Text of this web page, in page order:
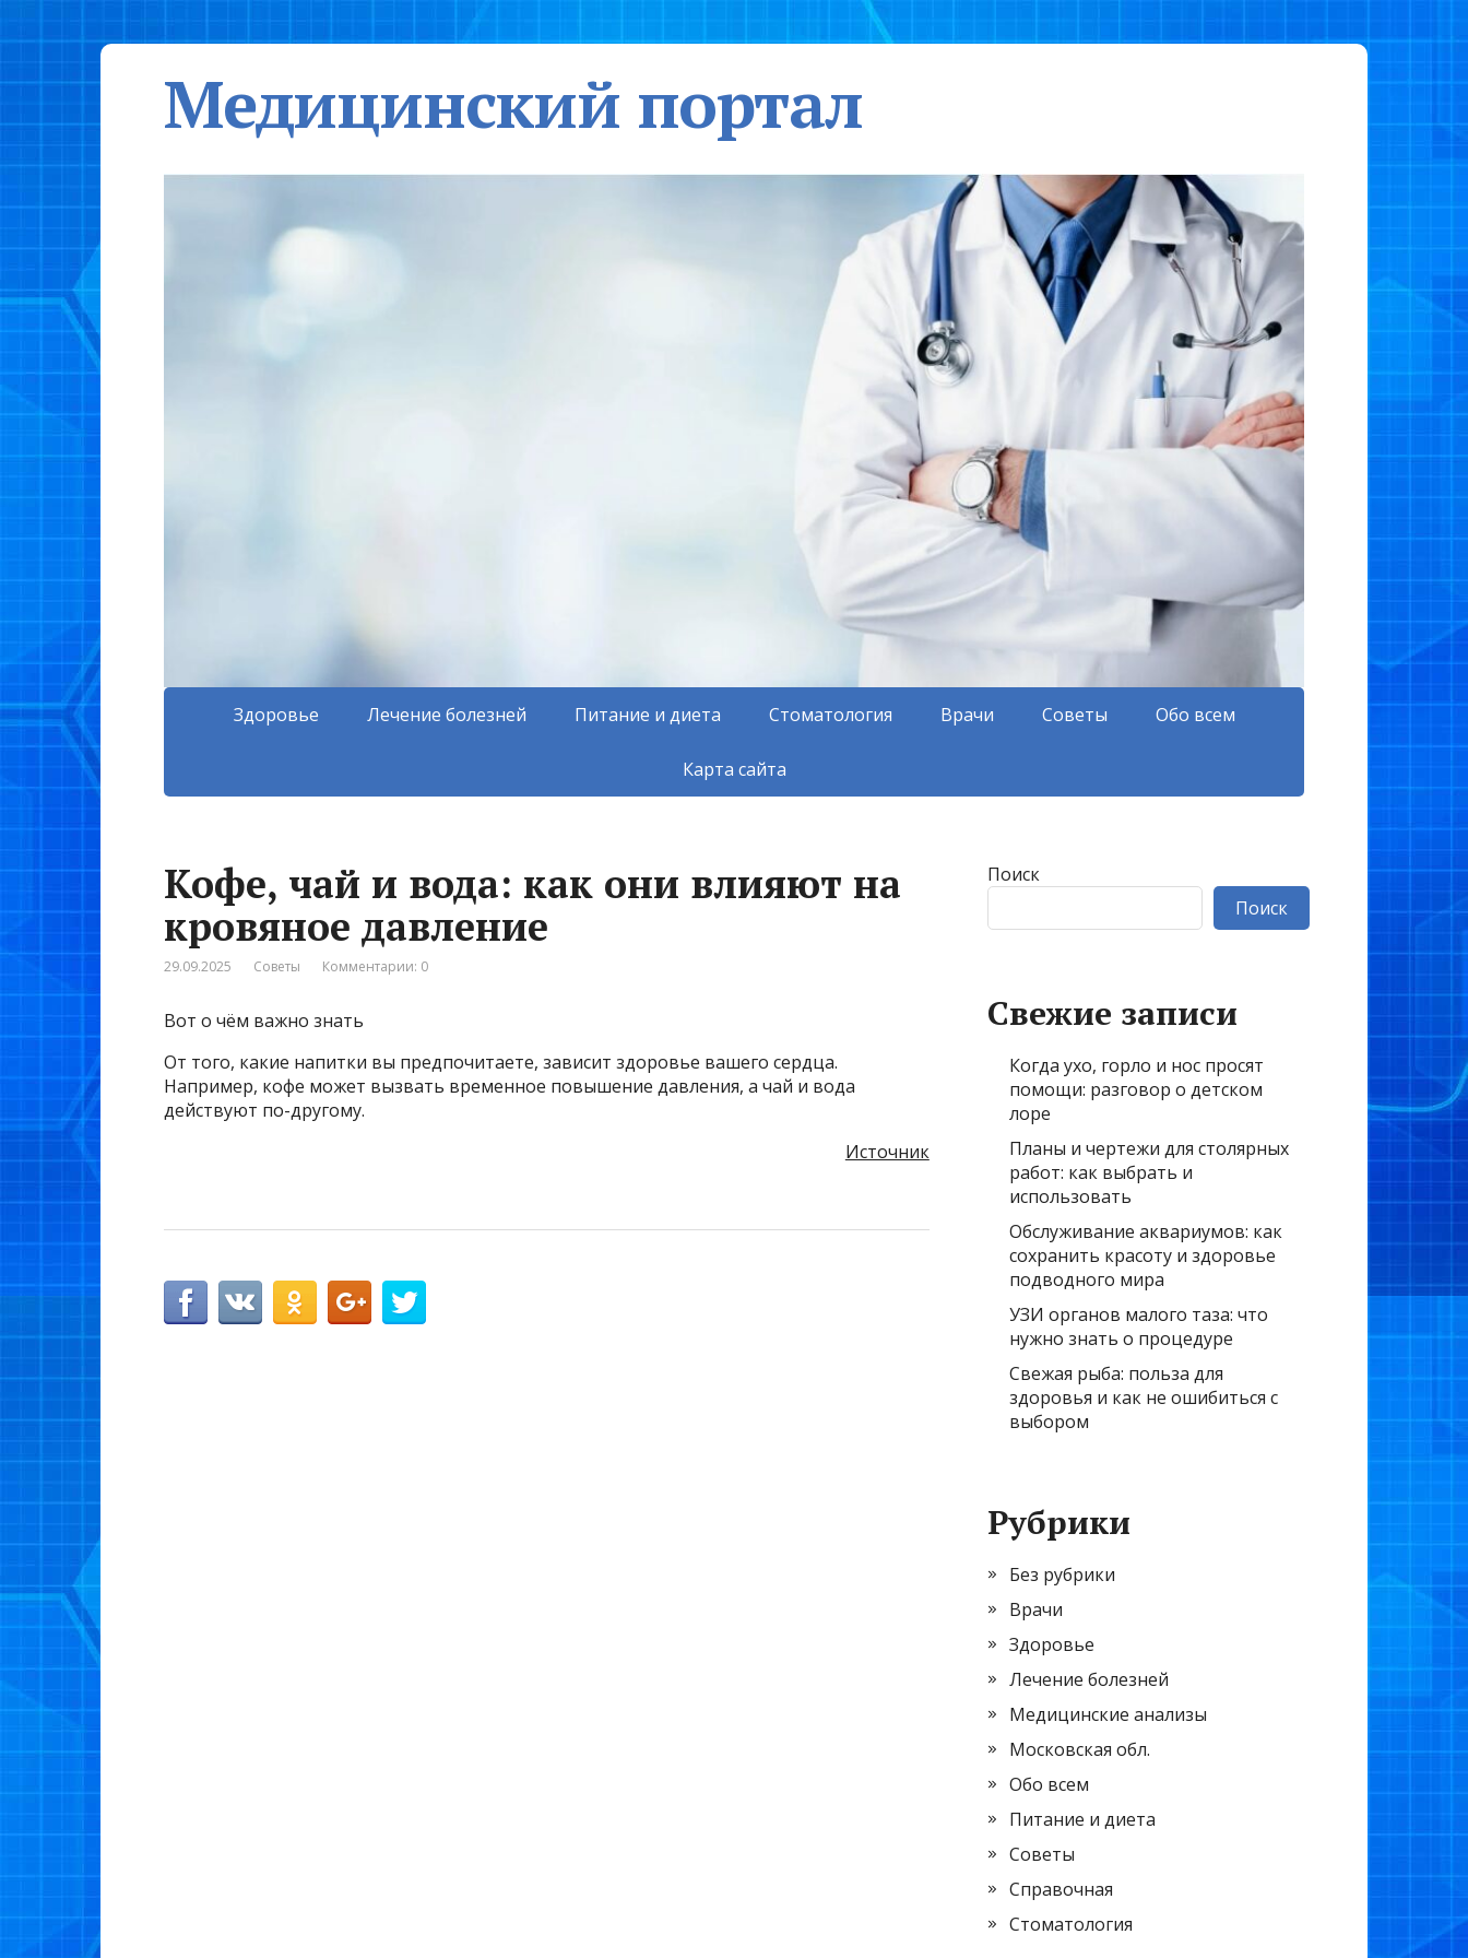
Медицинский портал
Здоровье Лечение болезней Питание и диета Стоматология Врачи Советы Обо всем
Карта сайта
Кофе, чай и вода: как они влияют на
кровяное давление
29.09.2025 Советы Комментарии: 0
Вот о чём важно знать
От того, какие напитки вы предпочитаете, зависит здоровье вашего сердца.
Например, кофе может вызвать временное повышение давления, а чай и вода
действуют по-другому.
Источник
Поиск
Поиск
Свежие записи
Когда ухо, горло и нос просят
помощи: разговор о детском
лоре
Планы и чертежи для столярных
работ: как выбрать и
использовать
Обслуживание аквариумов: как
сохранить красоту и здоровье
подводного мира
УЗИ органов малого таза: что
нужно знать о процедуре
Свежая рыба: польза для
здоровья и как не ошибиться с
выбором
Рубрики
Без рубрики
Врачи
Здоровье
Лечение болезней
Медицинские анализы
Московская обл.
Обо всем
Питание и диета
Советы
Справочная
Стоматология